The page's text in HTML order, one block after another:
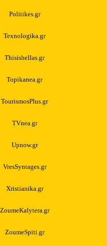
Politikes.gr
Texnologika.gr
Thisishellas.gr
Topikanea.gr
TourismosPlus.gr
TVnea.gr
Upnow.gr
VresSyntages.gr
Xristianika.gr
ZoumeKalytera.gr
ZoumeSpiti.gr